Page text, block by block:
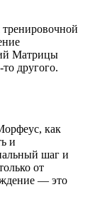
Матрицы
другого.
как
и
шаг и
от
— это